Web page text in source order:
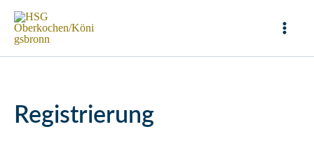
Zum
Inhalt
Registrierung